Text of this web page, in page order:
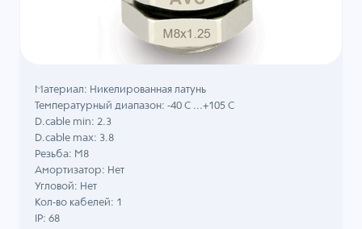
Материал: Никелированная латунь
Температурный диапазон: -40 C ...+105 C
D.cable min: 2.3
D.cable max: 3.8
Резьба: M8
Амортизатор: Нет
Угловой: Нет
Кол-во кабелей: 1
IP: 68